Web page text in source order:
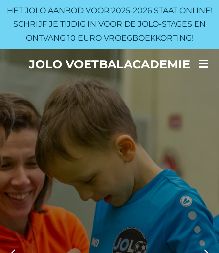
Ga
direct
hoofdinhoud
JOLO VOETBALACADEMIE
HET JOLO AANBOD VOOR 2025-2026 STAAT ONLINE!
SCHRIJF JE TIJDIG IN VOOR DE JOLO-STAGES EN
ONTVANG 10 EURO VROEGBOEKKORTING!